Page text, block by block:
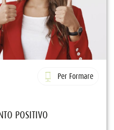
Per Formare
POSITIVO